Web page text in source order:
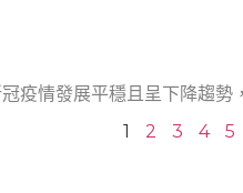
疫情發展平穩且呈下降趨勢
1
2 3 4 5